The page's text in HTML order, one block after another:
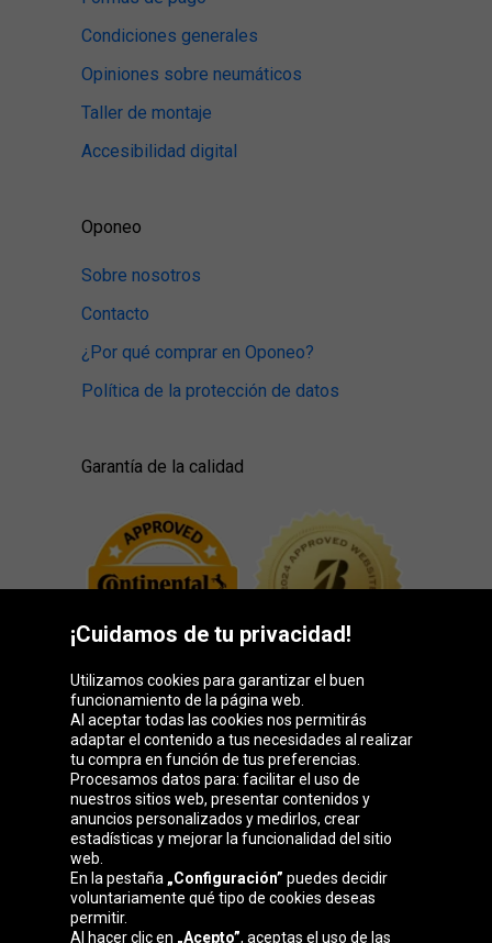
Condiciones generales
Opiniones sobre neumáticos
Taller de montaje
Accesibilidad digital
Oponeo
Sobre nosotros
Contacto
¿Por qué comprar en Oponeo?
Política de la protección de datos
Garantía de la calidad
Grupo Oponeo
Belgique
republika
¡Cuidamos de tu privacidad!
Utilizamos cookies para garantizar el buen
funcionamiento de la página web.
Al aceptar todas las cookies nos permitirás
adaptar el contenido a tus necesidades al realizar
tu compra en función de tus preferencias.
Procesamos datos para: facilitar el uso de
nuestros sitios web, presentar contenidos y
anuncios personalizados y medirlos, crear
estadísticas y mejorar la funcionalidad del sitio
web.
En la pestaña „Configuración” puedes decidir
voluntariamente qué tipo de cookies deseas
permitir.
Al hacer clic en „Acepto”, aceptas el uso de las